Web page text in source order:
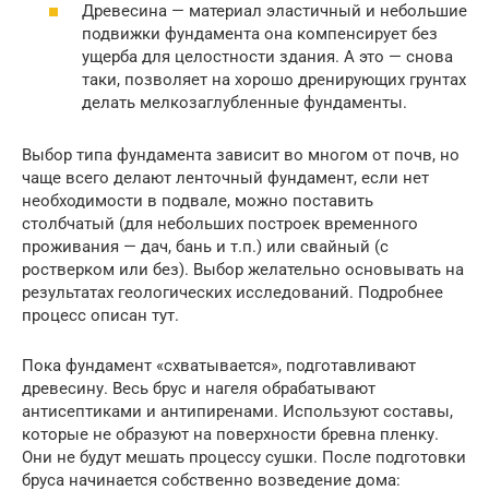
Древесина — материал эластичный и небольшие
подвижки фундамента она компенсирует без
ущерба для целостности здания. А это — снова
таки, позволяет на хорошо дренирующих грунтах
делать мелкозаглубленные фундаменты.
Выбор типа фундамента зависит во многом от почв, но
чаще всего делают ленточный фундамент, если нет
необходимости в подвале, можно поставить
столбчатый (для небольших построек временного
проживания — дач, бань и т.п.) или свайный (с
ростверком или без). Выбор желательно основывать на
результатах геологических исследований. Подробнее
процесс описан тут.
Пока фундамент «схватывается», подготавливают
древесину. Весь брус и нагеля обрабатывают
антисептиками и антипиренами. Используют составы,
которые не образуют на поверхности бревна пленку.
Они не будут мешать процессу сушки. После подготовки
бруса начинается собственно возведение дома: